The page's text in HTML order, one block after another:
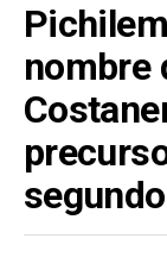
nombre